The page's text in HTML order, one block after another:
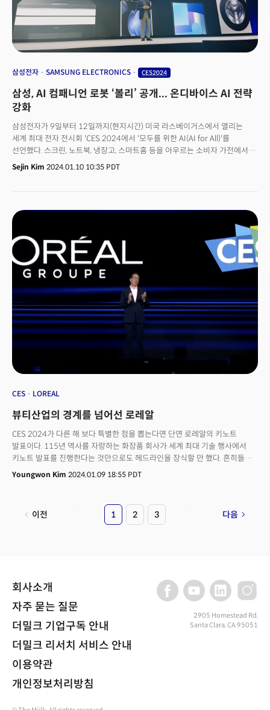
삼성전자 SAMSUNG ELECTRONICS CES2024
삼성, AI 컴패니언 로봇 ‘볼리’ 공개... 온디바이스 AI 전략
강화
삼성전자가 9일부터 12일까지(현지시간) 미국 라스베이거스에서 열리는
세계 최대 전자 전시회 'CES 2024에서 '모두를 위한 AI(AI for All)'를
선언했다. 스크린, 노트북, 냉장고, 스마트홈 등을 아우르는 소비자 가전에서
AI를 확대 적용, 온디바이스AI(on-device AI, 기기 자체에서 AI 연산) 전략을
강화한다는 계획이다. 삼성전자는 8일(현지시각) 미국 라스베이거스
지속가능성(Sustainability), 스마트싱스(SmartThings) 에코시스템을
부각함과 동시에 AI 기반 신제품과 기술을 대거 선보였다. AI 동반자 로봇
‘볼리’도 깜짝 공개해 이목을 끌었다. 삼성전자는 글로벌 미디어와 파트너
1200여명이 참석한 가운데 진행된 이날 행사에서 AI를 전면에 내세운 전략을
소개했다. 한종희 삼성전자 대표이사 및 부회장은 "삼성전자는 기술을 넘어
산업계 전반을 재구성하고 삶을 보다 편리하게 하는 AI를 구현하고자 10년
넘게 투자해왔다"고 강조했다.삼성전자는 CES2024
라스베이거스컨벤션센터(LVCC)에 참가업체 중 가장 넓은 3934㎡(약
1192평) 규모로 전시관을 마련했다.
Sejin Kim 2024.01.10 10:35 PDT
CES LOREAL
뷰티산업의 경계를 넘어선 로레알
CES 2024가 다른 해 보다 특별한 점을 뽑는다면 단연 로레알의 키노트
발표이다. 115년 역사를 자랑하는 화장품 회사가 세계 최대 기술 행사에서
키노트 발표를 진행한다는 것만으로도 헤드라인을 장식할 만 했다. 흔히들
화장품은 마케팅이 8할 이상이라고 한다. 하지만 로레알은 화장품은 과학과
기술의 결정체라고 말한다. 로레알의 니콜라 이에로니무스(Nicolas
“1909년 로레알이 처음 탄생한 이후 뷰티 산업 발전을 위해 정진해오고
있으며, 개인에게 가장 잘 맞는 제품을 개발하고, 개인의 필요와 요구를
기조연설 키워드는 AI, 혁신, 지속가능성이었다. 생성AI 열풍에 발맞춰 AI가
접목된 솔루션을 선보였고, 기존의 제품과는 다른 기술로 혁신을 보여줬으며,
미래세대와 모두를 위한 제품을 소개했다.
Youngwon Kim 2024.01.09 18:55 PDT
이전 1 2 3 다음
회사소개
자주 묻는 질문
더밀크 기업구독 안내
더밀크 리서치 서비스 안내
이용약관
개인정보처리방침
2905 Homestead Rd,
Santa Clara, CA 95051